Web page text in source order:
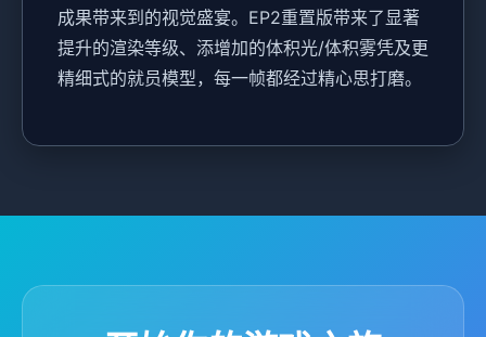
成果带来到的视觉盛宴。EP2重置版带来了显著
提升的渲染等级、添增加的体积光/体积雾凭及更
精细式的就员模型，每一帧都经过精心思打磨。